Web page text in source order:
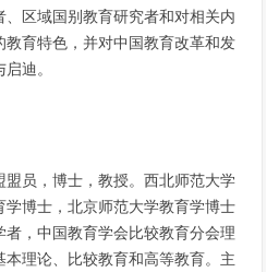
区域国别教育研究者和对相关内
育特色，并对中国教育改革和发
迪。
盟员，博士，教授。西北师范大学
博士，北京师范大学教育学博士
者，中国教育学会比较教育分会理
理论、比较教育和高等教育。主